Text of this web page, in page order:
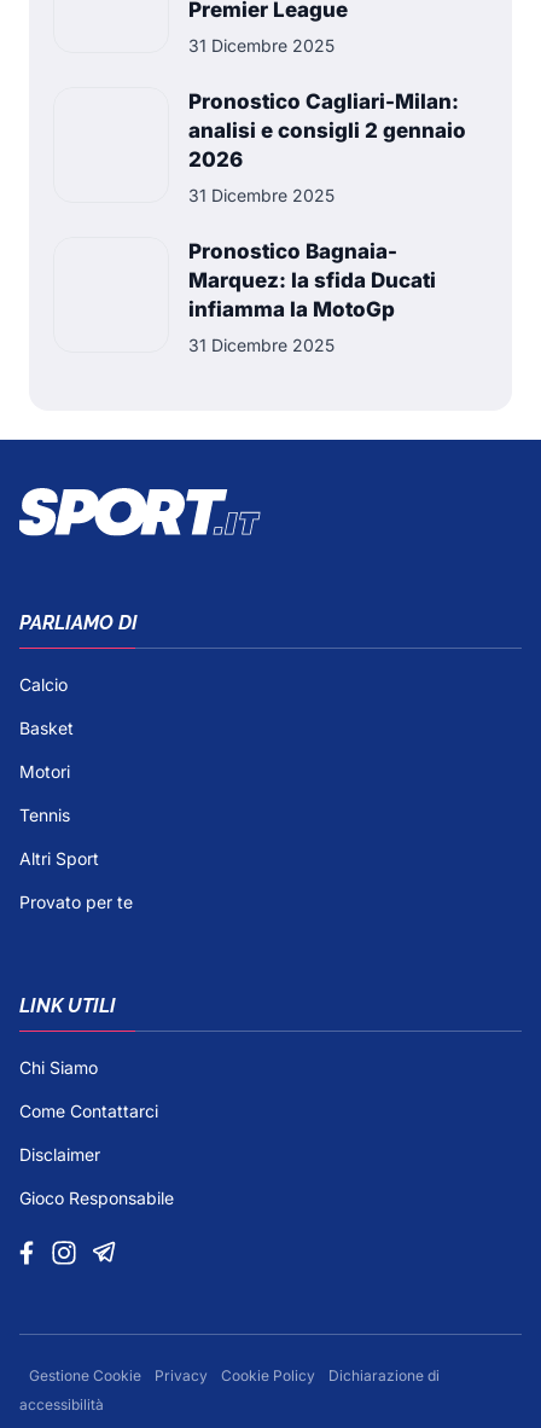
Premier League
31 Dicembre 2025
Pronostico Cagliari-Milan:
analisi e consigli 2 gennaio
2026
31 Dicembre 2025
Pronostico Bagnaia-
Marquez: la sfida Ducati
infiamma la MotoGp
31 Dicembre 2025
PARLIAMO DI
Calcio
Basket
Motori
Tennis
Altri Sport
Provato per te
LINK UTILI
Chi Siamo
Come Contattarci
Disclaimer
Gioco Responsabile
Gestione Cookie Privacy Cookie Policy
Dichiarazione di
accessibilità